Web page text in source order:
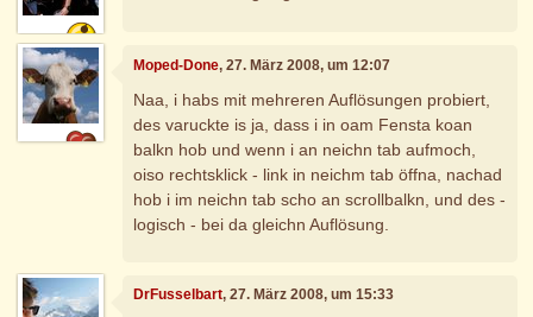
Moped-Done, 27. März 2008, um 12:07
Naa, i habs mit mehreren Auflösungen probiert,
des varuckte is ja, dass i in oam Fensta koan
balkn hob und wenn i an neichn tab aufmoch,
oiso rechtsklick - link in neichm tab öffna, nachad
hob i im neichn tab scho an scrollbalkn, und des -
logisch - bei da gleichn Auflösung.
DrFusselbart, 27. März 2008, um 15:33